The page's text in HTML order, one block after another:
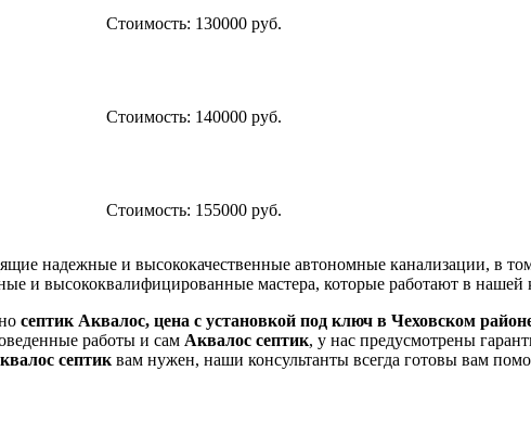
Стоимость: 130000 руб.
Стоимость: 140000 руб.
Стоимость: 155000 руб.
надежные и высококачественные автономные канализации, в
и высококвалифицированные мастера, которые работают в нашей
септик Аквалос, цена с установкой под ключ в Чеховском
работы и сам Аквалос септик, у нас предусмотрены
септик вам нужен, наши консультанты всегда готовы вам